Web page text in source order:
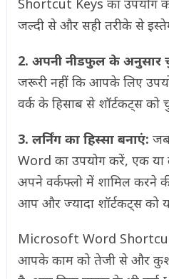
Shortcut Keys का उपयोग
जल्दी से और सही तरीके से
2. अपनी नीडफुल के अनुसार
जरूरी नहीं कि आपके लिए
वर्क के हिसाब से शॉर्टकट्स
3. लर्निंग का हिस्सा बनाएं:
Word का उपयोग करें, एक
अपने वर्कफ्लो में शामिल करने
आप और ज्यादा शॉर्टकट्स को
Microsoft Word Shortcut
आपके काम को तेजी से और